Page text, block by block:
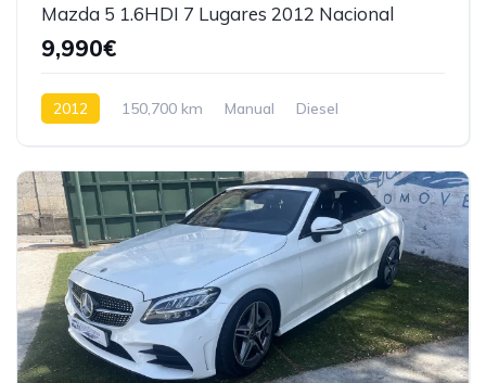
Mazda 5 1.6HDI 7 Lugares 2012 Nacional
9,990€
2012 150,700 km Manual
Diesel